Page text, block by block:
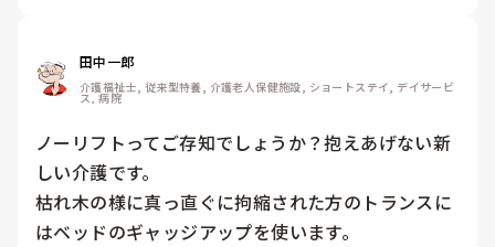
田中一郎
介護福祉士, 従来型特養, 介護老人保健施設, ショートステイ, デイサービ
ス, 病院
ノーリフトってご存知でしょうか？抱えあげない新
しい介護です。
枯れ木の様に真っ直ぐに拘縮された方のトランスに
はベッドのギャッジアップを使います。